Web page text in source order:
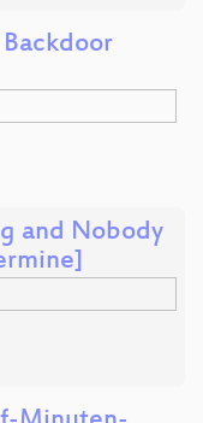
and Nobody